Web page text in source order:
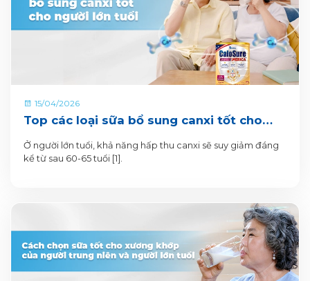
15/04/2026
Top các loại sữa bổ sung canxi tốt cho
người lớn tuổi
Ở người lớn tuổi, khả năng hấp thu canxi sẽ suy giảm đáng
kể từ sau 60-65 tuổi [1].